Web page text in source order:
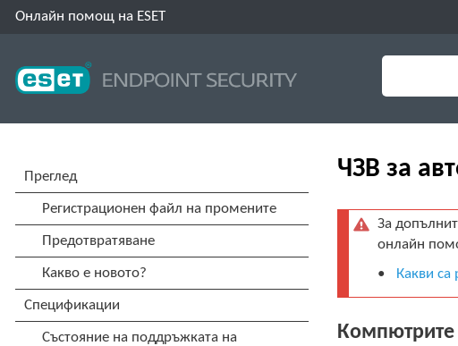
Онлайн помощ на ESET
ЧЗВ за
За
онлайн
Какви са
Компютрите